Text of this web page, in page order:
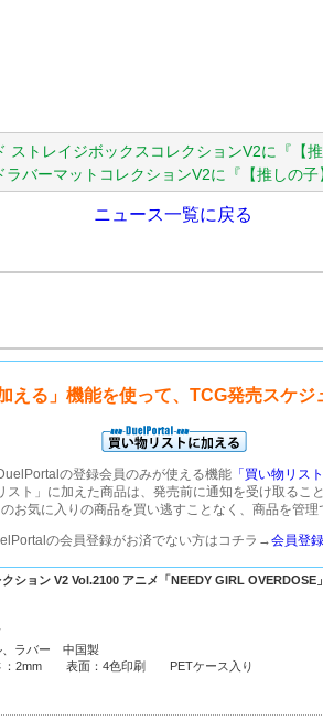
ストレイジボックスコレクションV2に『【
ラバーマットコレクションV2に『【推しの子
ニュース一覧に戻る
える」機能を使って、TCG発売スケジ
の登録会員のみが使える機能 「買い物リスト
スト」に加えた商品は、発売前に通知を受け取るこ
お気に入りの商品を買い逃すことなく、商品を管理
の会員登録がお済でない方はコチラ→会員登
ション V2 Vol.2100 アニメ「NEEDY GIRL OVERDOSE」
、ラバー 中国製
：2mm 表面：4色印刷 PETケース入り